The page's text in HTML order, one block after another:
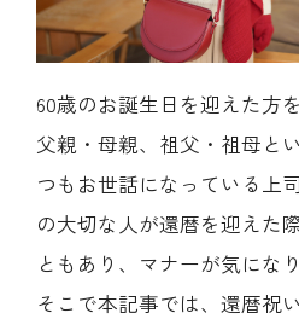
(生おせち/おせち冷凍)
製薬会社・MR
プライバシーポリシー
60歳のお誕生日を迎えた方
父親・母親、祖父・祖母と
つもお世話になっている上
の大切な人が還暦を迎えた
ともあり、マナーが気にな
そこで本記事では、還暦祝